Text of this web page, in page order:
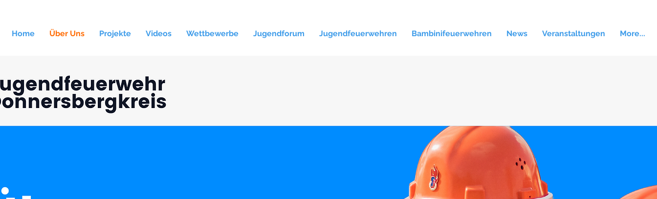
Home Über Uns Projekte Videos Wettbewerbe Jugendforum Jugendfeuerwehren Bambinifeuerwehren News Veranstaltungen More...